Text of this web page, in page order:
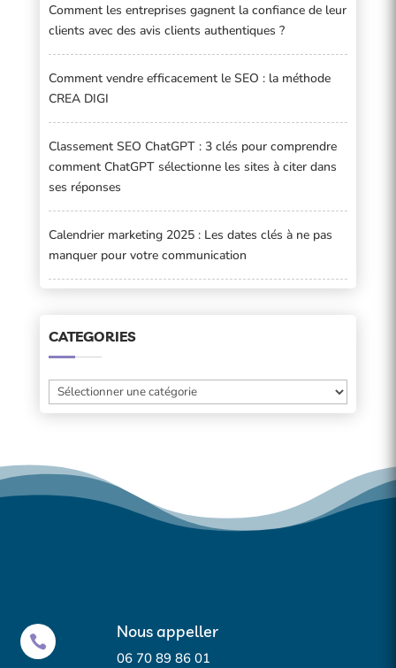
cookies
Pour offrir les meilleures expériences, nous utilisons des technologies telles que les
Comment les entreprises gagnent la confiance de leur
clients avec des avis clients authentiques ?
Comment vendre efficacement le SEO : la méthode
CREA DIGI
Classement SEO ChatGPT : 3 clés pour comprendre
comment ChatGPT sélectionne les sites à citer dans
ses réponses
Calendrier marketing 2025 : Les dates clés à ne pas
manquer pour votre communication
CATEGORIES
Categories
 Nous appeller
06 70 89 86 01